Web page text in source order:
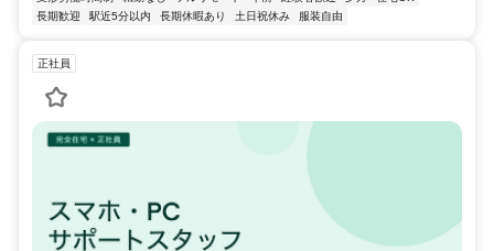
長期歓迎
駅近5分以内 長期休暇あり 土日祝休み 服装自由
正社員